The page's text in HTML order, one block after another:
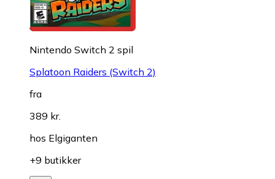
Nintendo Switch 2 spil
Splatoon Raiders (Switch 2)
fra
389 kr.
hos Elgiganten
+9 butikker